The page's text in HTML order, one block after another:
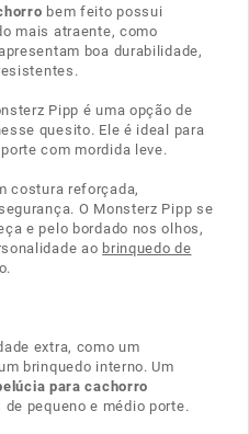
bem feito possui
mais atraente, como
boa durabilidade,
Pipp é uma opção de
quesito. Ele é ideal para
com mordida leve.
costura reforçada,
O Monsterz Pipp se
e pelo bordado nos olhos,
ao brinquedo de
extra, como um
brinquedo interno. Um
para cachorro
pequeno e médio porte.